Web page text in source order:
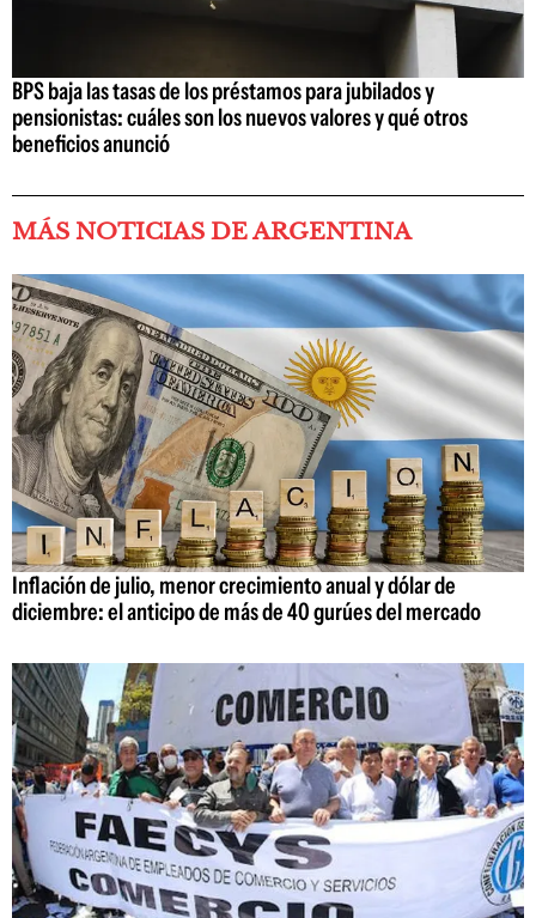
BPS baja las tasas de los préstamos para jubilados y
pensionistas: cuáles son los nuevos valores y qué otros
beneficios anunció
MÁS NOTICIAS DE ARGENTINA
Inflación de julio, menor crecimiento anual y dólar de
diciembre: el anticipo de más de 40 gurúes del mercado